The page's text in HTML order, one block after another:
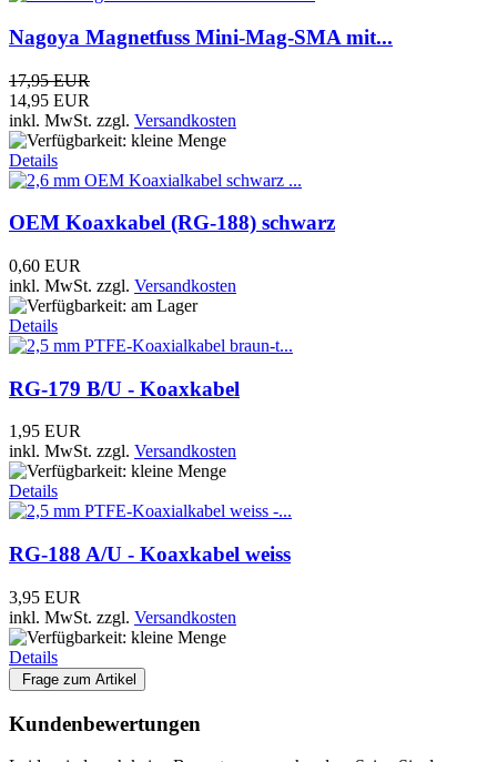
Nagoya Magnetfuss Mini-Mag-SMA mit...
17,95 EUR
14,95 EUR
inkl. MwSt. zzgl. Versandkosten
Details
OEM Koaxkabel (RG-188) schwarz
0,60 EUR
inkl. MwSt. zzgl. Versandkosten
Details
RG-179 B/U - Koaxkabel
1,95 EUR
inkl. MwSt. zzgl. Versandkosten
Details
RG-188 A/U - Koaxkabel weiss
3,95 EUR
inkl. MwSt. zzgl. Versandkosten
Details
Frage zum Artikel
Kundenbewertungen